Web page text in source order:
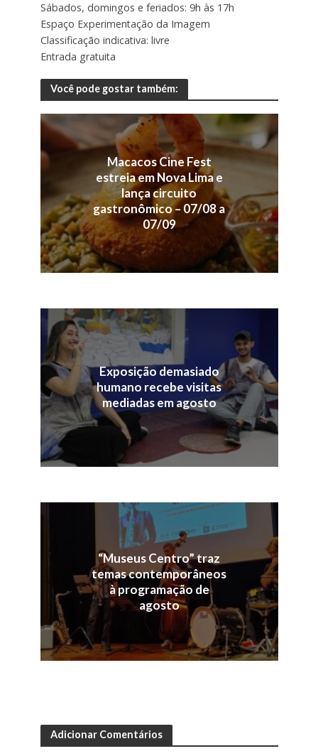
Sábados, domingos e feriados: 9h às 17h
Espaço Experimentação da Imagem
Classificação indicativa: livre
Entrada gratuita
Você pode gostar também:
Macacos Cine Fest
estreia em Nova Lima e
lança circuito
gastronômico – 07/08 a
07/09
Exposição demasiado
humano recebe visitas
mediadas em agosto
“Museus Centro” traz
temas contemporâneos
à programação de
agosto
Adicionar Comentários